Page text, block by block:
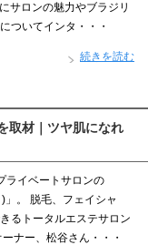
サロンの魅力やブラジリ
ついてインタ・・・
続きを読む
取材｜ツヤ肌になれ
ライベートサロンの
」。 脱毛、フェイシャ
るトータルエステサロン
ナー、松谷さん・・・